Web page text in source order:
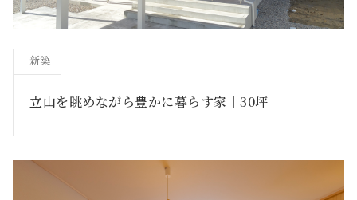
新築
立山を眺めながら豊かに暮らす家｜30坪